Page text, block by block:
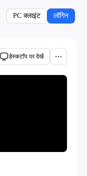
PC क्लाइंट लॉगिन
डेस्कटॉप पर देखें